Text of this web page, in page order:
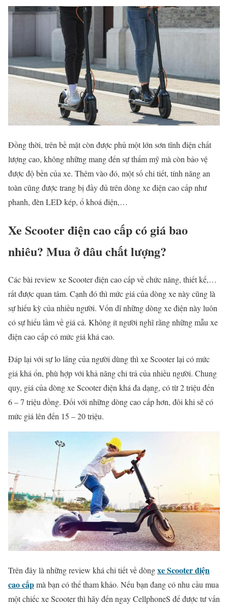
Đồng thời, trên bề mặt còn được phủ một lớn sơn tĩnh điện chất
lượng cao, không những mang đến sự thẩm mỹ mà còn bảo vệ
được độ bền của xe. Thêm vào đó, một số chi tiết, tính năng an
toàn cũng được trang bị đầy đủ trên dòng xe điện cao cấp như
phanh, đèn LED kép, ổ khoá điện,…
Xe Scooter điện cao cấp có giá bao
nhiêu? Mua ở đâu chất lượng?
Các bài review xe Scooter điện cao cấp về chức năng, thiết kế,…
rất được quan tâm. Cạnh đó thì mức giá của dòng xe này cũng là
sự hiếu kỳ của nhiều người. Vốn dĩ những dòng xe điện này luôn
có sự hiểu lầm về giá cả. Không ít người nghĩ rằng những mẫu xe
điện cao cấp có mức giá khá cao.
Đáp lại với sự lo lắng của người dùng thì xe Scooter lại có mức
giá khá ổn, phù hợp với khả năng chi trả của nhiều người. Chung
quy, giá của dòng xe Scooter điện khá đa dạng, có từ 2 triệu đến
6 – 7 triệu đồng. Đối với những dòng cao cấp hơn, đôi khi sẽ có
mức giá lên đến 15 – 20 triệu.
Trên đây là những review khá chi tiết về dòngxe Scooter điện
cao cấpmà bạn có thể tham khảo. Nếu bạn đang có nhu cầu mua
một chiếc xe Scooter thì hãy đến ngay CellphoneS để được tư vấn